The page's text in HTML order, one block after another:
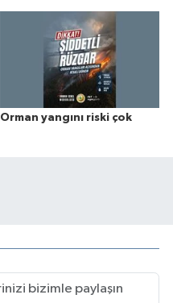
Orman yangını riski çok